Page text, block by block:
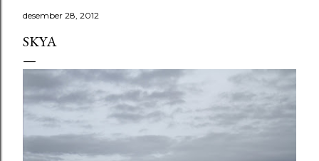
desember 28, 2012
SKYA